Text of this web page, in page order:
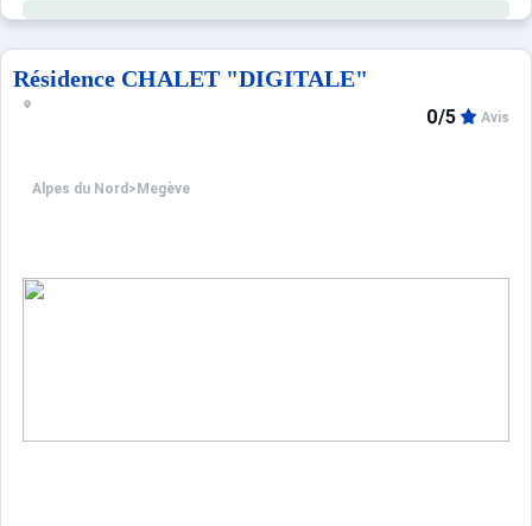
Ce logement de 62m² bénéficie d'un balcon, d'une
Résidence CHALET "DIGITALE"
Alpes du Nord > Megève
0/5 Avis